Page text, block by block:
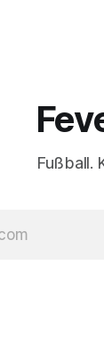
Fußball.